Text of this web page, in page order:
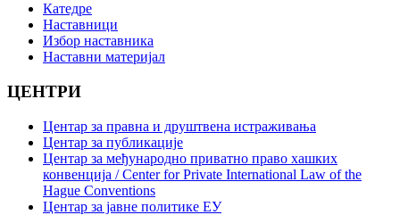
Катедре
Наставници
Избор наставника
Наставни материјал
ЦЕНТРИ
Центар за правна и друштвена истраживања
Центар за публикације
Центар за међународно приватно право хашких
конвенција / Center for Private International Law of the
Hague Conventions
Центар за јавне политике ЕУ